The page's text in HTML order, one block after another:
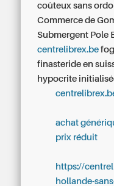
coûteux sans
Commerce de
Submergent Pole
centrelibrex.be
finasteride en
hypocrite
achat
prix réduit
https://
hollande-